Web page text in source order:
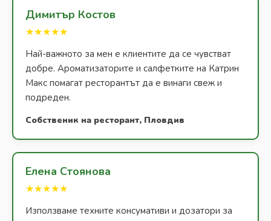
Димитър Костов
★★★★★
Най-важното за мен е клиентите да се чувстват
добре. Ароматизаторите и салфетките на Катрин
Макс помагат ресторантът да е винаги свеж и
подреден.
Собственик на ресторант, Пловдив
Елена Стоянова
★★★★★
Използваме техните консумативи и дозатори за